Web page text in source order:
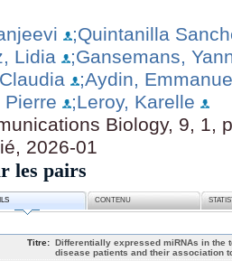
;Quintanilla
Lidia
;Gansemans,
;Aydin,
Pierre
;Leroy, Karelle
Biology, 9, 1,
2026-01
les pairs
CONTENU
Titre: Differentially expressed miRNAs in the
disease patients and their association